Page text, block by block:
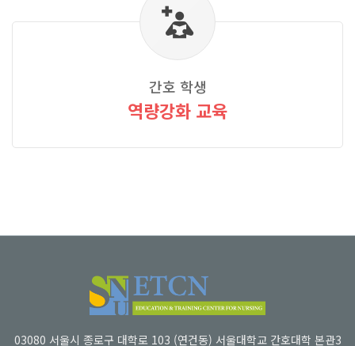
간호 학생
역량강화 교육
03080 서울시 종로구 대학로 103 (연건동) 서울대학교 간호대학 본관3